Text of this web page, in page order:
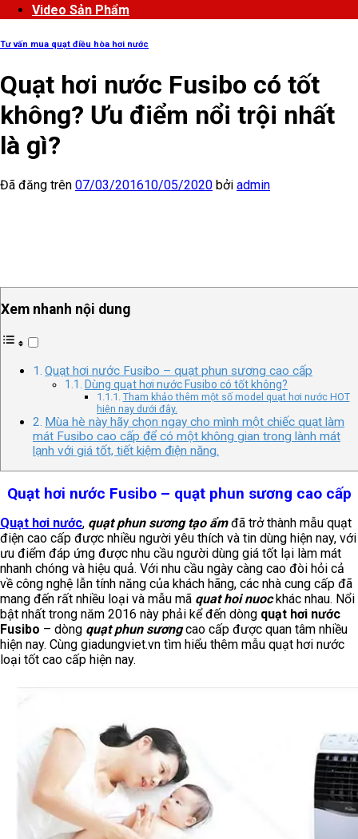
Video Sản Phẩm
Tư vấn mua quạt điều hòa hơi nước
Quạt hơi nước Fusibo có tốt
không? Ưu điểm nổi trội nhất
là gì?
Đã đăng trên 07/03/201610/05/2020 bởi admin
Xem nhanh nội dung
Quạt hơi nước Fusibo – quạt phun sương cao cấp
Dùng quạt hơi nước Fusibo có tốt không?
Tham khảo thêm một số model quạt hơi nước HOT
hiện nay dưới đây.
Mùa hè này hãy chọn ngay cho mình một chiếc quạt làm
mát Fusibo cao cấp để có một không gian trong lành mát
lạnh với giá tốt, tiết kiệm điện năng.
Quạt hơi nước Fusibo – quạt phun sương cao cấp
Quạt hơi nước, quạt phun sương tạo ẩmđã trở thành mẫu quạt
điện cao cấp được nhiều người yêu thích và tin dùng hiện nay, với
ưu điểm đáp ứng được nhu cầu người dùng giá tốt lại làm mát
nhanh chóng và hiệu quả. Với nhu cầu ngày càng cao đòi hỏi cả
về công nghệ lẫn tính năng của khách hãng, các nhà cung cấp đã
mang đến rất nhiều loại và mẫu mã quat hoi nuockhác nhau. Nổi
bật nhất trong năm 2016 này phải kể đến dòng quạt hơi nước
Fusibo – dòng quạt phun sươngcao cấp được quan tâm nhiều
hiện nay. Cùng giadungviet.vn tìm hiểu thêm mẫu quạt hơi nước
loại tốt cao cấp hiện nay.